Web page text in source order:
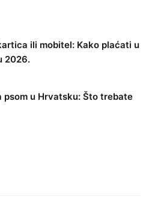
ili mobitel: Kako plaćati u
2026.
psom u Hrvatsku: Što trebate